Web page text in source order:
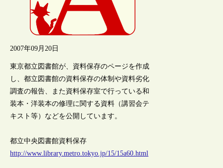
2007年09月20日
東京都立図書館が、資料保存のページを作成
し、都立図書館の資料保存の体制や資料劣化
調査の報告、また資料保存室で行っている和
装本・洋装本の修理に関する資料（講習会テ
キスト等）などを公開しています。
都立中央図書館資料保存
http://www.library.metro.tokyo.jp/15/15a60.html